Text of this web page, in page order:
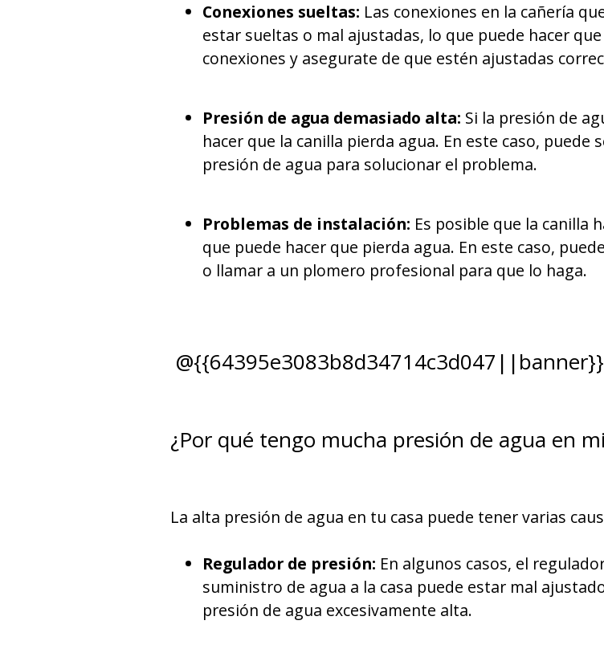
Conexiones sueltas: Las conexiones en la cañería
estar sueltas o mal ajustadas, lo que puede hacer
conexiones y asegurate de que estén ajustadas
Presión de agua demasiado alta: Si la presión de
hacer que la canilla pierda agua. En este caso,
presión de agua para solucionar el problema.
Problemas de instalación: Es posible que la canilla
que puede hacer que pierda agua. En este caso,
o llamar a un plomero profesional para que lo haga.
@{{64395e3083b8d34714c3d047||banner}}
¿Por qué tengo mucha presión de agua en
La alta presión de agua en tu casa puede tener varias
Regulador de presión: En algunos casos, el
suministro de agua a la casa puede estar mal
presión de agua excesivamente alta.